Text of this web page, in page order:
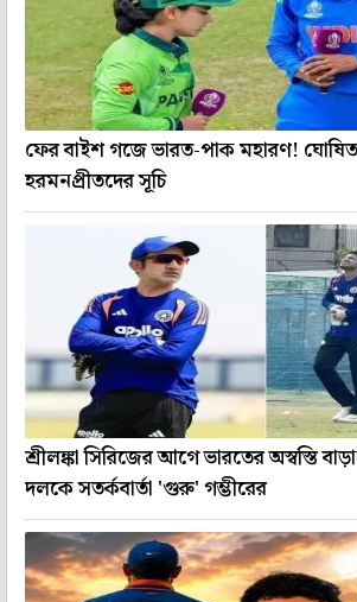
ফের বাইশ গজে ভারত-পাক মহারণ!
হরমনপ্রীতদের সূচি
শ্রীলঙ্কা সিরিজের আগে ভারতের অস্বস্তি
দলকে সতর্কবার্তা 'গুরু' গম্ভীরের